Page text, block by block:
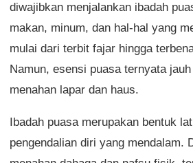
diwajibkan menjalankan ibadah
makan, minum, dan hal-hal yang
mulai dari terbit fajar hingga
Namun, esensi puasa ternyata
menahan lapar dan haus.
Ibadah puasa merupakan bentuk
pengendalian diri yang mendalam.